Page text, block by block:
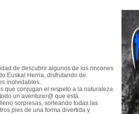
de descubrir algunos de los rincones
Euskal Herria, disfrutando de
inolvidables.
que conjugan el respeto a la naturaleza
un aventurer@ que está
sorpresas, sorteando todas las
pies de una forma divertida y